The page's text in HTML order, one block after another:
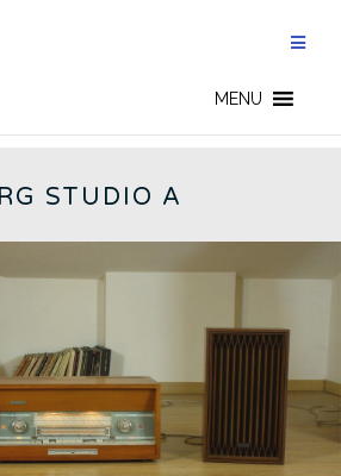
MENU
STUDIO A